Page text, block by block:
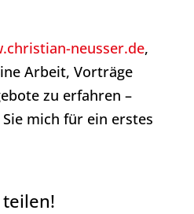
neusser.de,
Arbeit, Vorträge
zu erfahren –
mich für ein erstes